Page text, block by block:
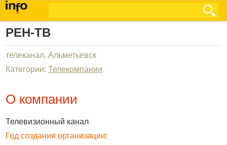
РЕН-ТВ
телеканал, Альметьевск
Категории: Телекомпании
О компании
Телевизионный канал
Год создания организации: